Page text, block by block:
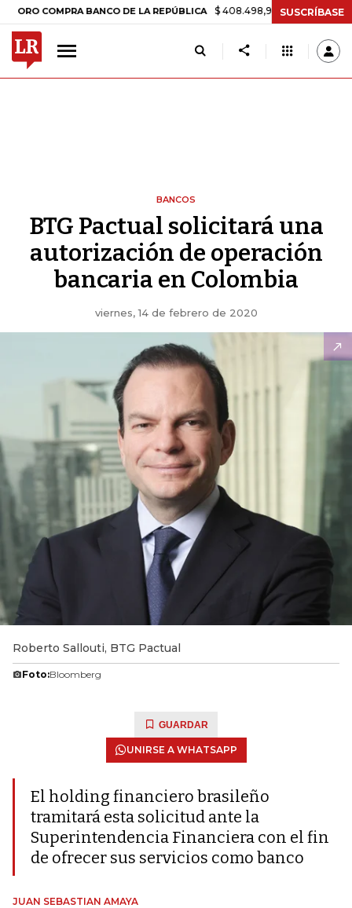
COMPRA BANCO DE LA REPÚBLICA $ 408.498,97 +$ 8.753,81 +2,19%
SUSCRÍBASE
BANCOS
BTG Pactual solicitará una
autorización de operación
bancaria en Colombia
viernes, 14 de febrero de 2020
Roberto Sallouti, BTG Pactual
Foto:Bloomberg
GUARDAR
UNIRSE A WHATSAPP
El holding financiero brasileño
tramitará esta solicitud ante la
Superintendencia Financiera con el fin
de ofrecer sus servicios como banco
JUAN SEBASTIAN AMAYA